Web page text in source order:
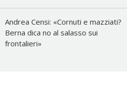
Andrea Censi: «Cornuti e mazziati?
Berna dica no al salasso sui
frontalieri»